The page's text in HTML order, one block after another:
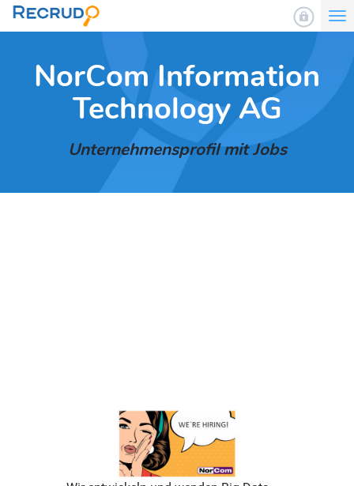
NorCom Information
Technology AG
Unternehmensprofil mit Jobs